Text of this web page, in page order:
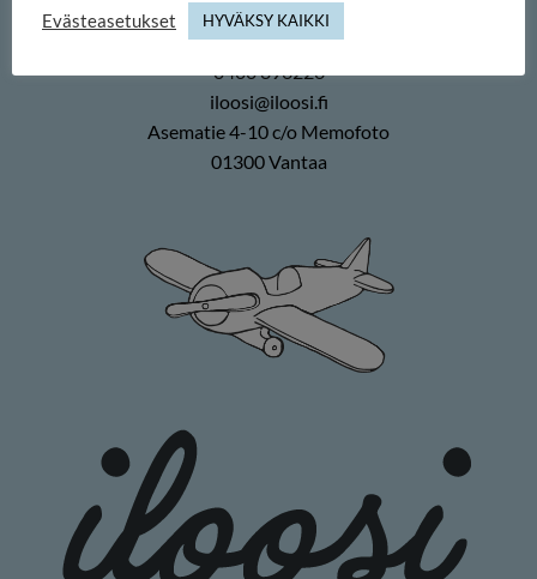
Duuilo Oy
0400 896226
iloosi@iloosi.fi
Asematie 4-10 c/o Memofoto
01300 Vantaa
Evästeasetukset HYVÄKSY KAIKKI